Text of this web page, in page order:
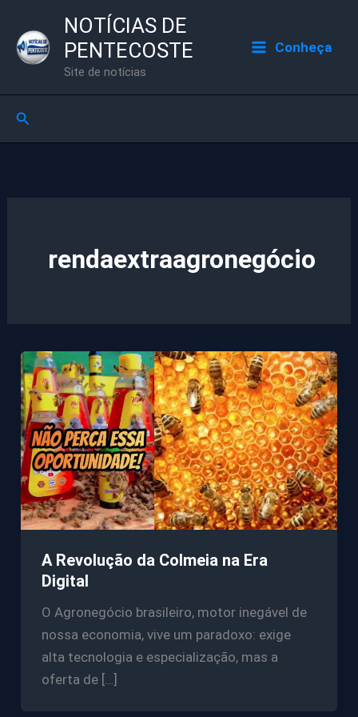
para
NOTÍCIAS DE
PENTECOSTE
Site de notícias
Conheça
Pesquisar
rendaextraagronegócio
A Revolução da Colmeia na Era
Digital
O Agronegócio brasileiro, motor inegável de
nossa economia, vive um paradoxo: exige
alta tecnologia e especialização, mas a
oferta de […]